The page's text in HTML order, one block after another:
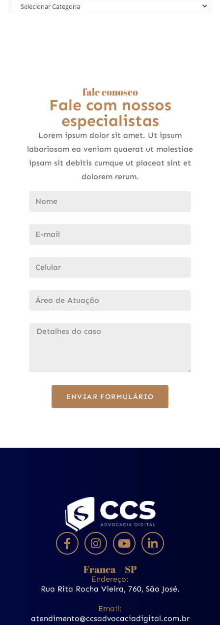
fale conosco
Fale com nossos
especialistas
Lorem ipsum dolor sit amet. Ut ipsum
laboriosam ea veniam quaerat ut molestiae
ipsam sit debitis cumque ut placeat sint et
dolorem rerum.
ENVIAR FORMULÁRIO
Franca – SP
Endereço:
Rua Rita Rocha Vieira, 760, São José.
Email:
atendimento@ccsadvocaciadigital.com.br